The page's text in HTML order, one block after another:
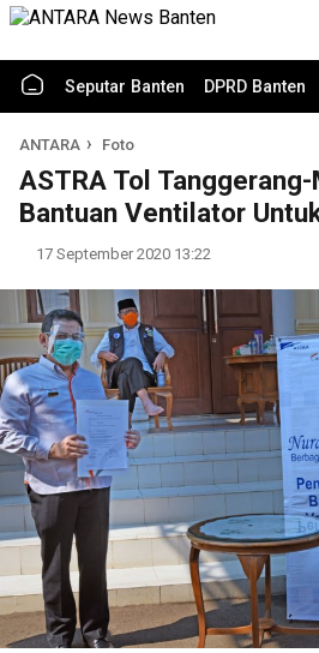
Seputar Banten DPRD Banten
ANTARA Foto
ASTRA Tol
Bantuan Ventilator
17 September 2020 13:22